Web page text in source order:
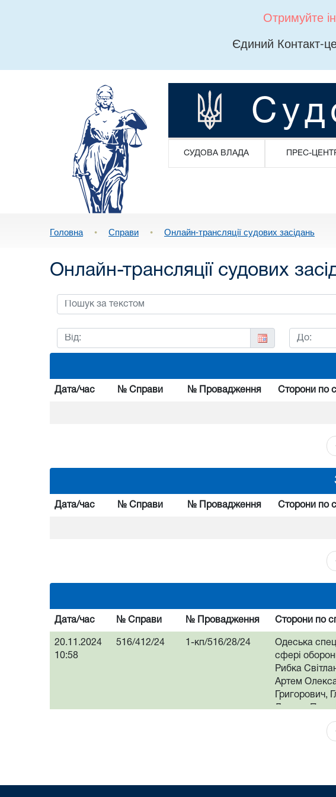
Отримуйте
Єдиний Контакт-
СУДОВА ВЛАДА ПРЕС-
Головна • Справи • Онлайн-трансляції судових засідань
Онлайн-трансляції судових
Дата/час № Справи № Провадження Сторони по
Дата/час № Справи № Провадження Сторони по
Дата/час № Справи № Провадження Сторони по
20.11.2024
10:58
516/412/24 1-кп/516/28/24
Одеська
сфері
Рибка
Артем
Григорович,
Лохоня
Микола